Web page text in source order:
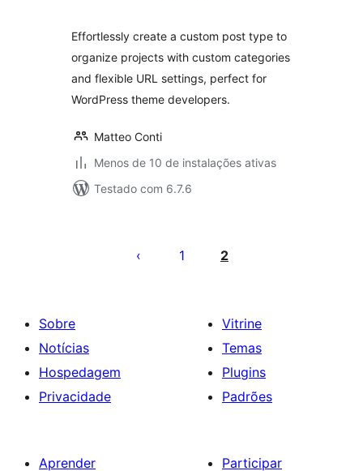
Effortlessly create a custom post type to
organize projects with custom categories
and flexible URL settings, perfect for
WordPress theme developers.
Matteo Conti
Menos de 10 de instalações ativas
Testado com 6.7.6
1 2
Sobre
Notícias
Hospedagem
Privacidade
Vitrine
Temas
Plugins
Padrões
Aprender
Participar